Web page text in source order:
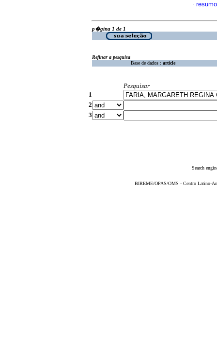
·
p�gina 1 de 1
Refinar a pesquisa
Base de dados : article
Pesquisar
1
2
3
Search
BIREME/OPAS/OMS - Centro Latino-